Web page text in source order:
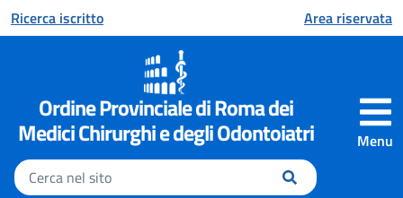
al contenuto principale
Ricerca iscritto Area riservata
Menu
Ordine Provinciale di Roma dei
Medici Chirurghi e degli Odontoiatri
Inserisci
il